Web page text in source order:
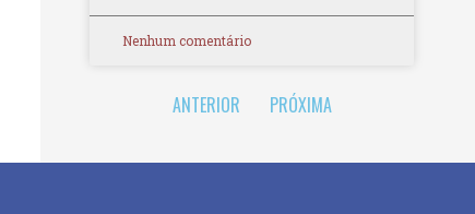
Nenhum comentário
ANTERIOR PRÓXIMA